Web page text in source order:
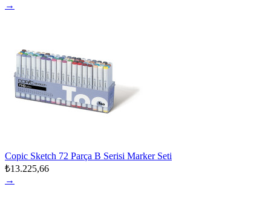
→
Copic Sketch 72 Parça B Serisi Marker Seti
₺13.225,66
→